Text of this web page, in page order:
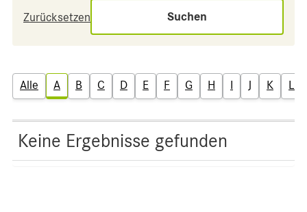
Zurücksetzen Suchen
Alle A B C D E F G H I J K L
Keine Ergebnisse gefunden